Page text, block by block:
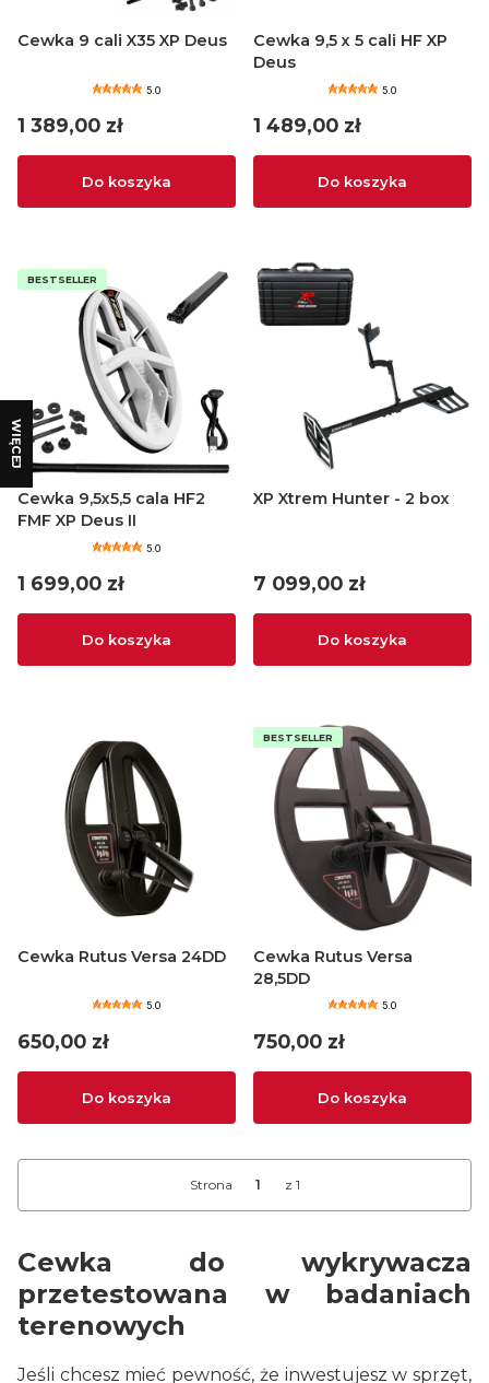
WIĘCEJ
Cewka 9 cali X35 XP Deus
5.0
Cena
1 389,00 zł
Do koszyka
Cewka 9,5 x 5 cali HF XP
Deus
5.0
Cena
1 489,00 zł
Do koszyka
BESTSELLER
Cewka 9,5x5,5 cala HF2
FMF XP Deus II
5.0
Cena
1 699,00 zł
Do koszyka
XP Xtrem Hunter - 2 box
Cena
7 099,00 zł
Do koszyka
Cewka Rutus Versa 24DD
5.0
Cena
650,00 zł
Do koszyka
BESTSELLER
Cewka Rutus Versa
28,5DD
5.0
Cena
750,00 zł
Do koszyka
Strona z 1
Cewka do wykrywacza
przetestowana w badaniach
terenowych
Jeśli chcesz mieć pewność, że inwestujesz w sprzęt,